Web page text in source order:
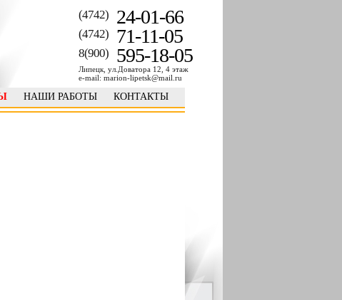
(4742) 24-01-66
(4742) 71-11-05
8(900) 595-18-05
Липецк, ул.Доватора 12, 4 этаж
e-mail: marion-lipetsk@mail.ru
НАШИ РАБОТЫ КОНТАКТЫ